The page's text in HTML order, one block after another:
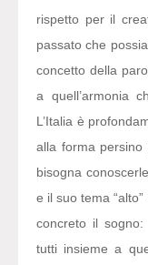
rispetto per il
passato che
concetto della
a quell’armonia
L’Italia è
alla forma persino
bisogna
e il suo tema
concreto il sogno:
tutti insieme a